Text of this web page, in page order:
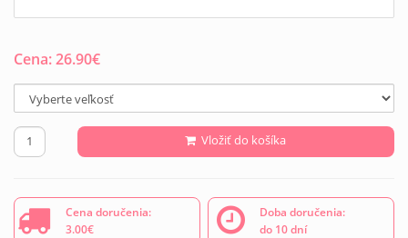
Cena:26.90€
Vložiť do košíka
Cena doručenia:
3.00€
Doba doručenia:
do 10 dní